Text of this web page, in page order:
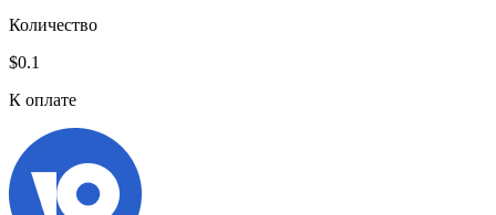
Количество
$0.1
К оплате